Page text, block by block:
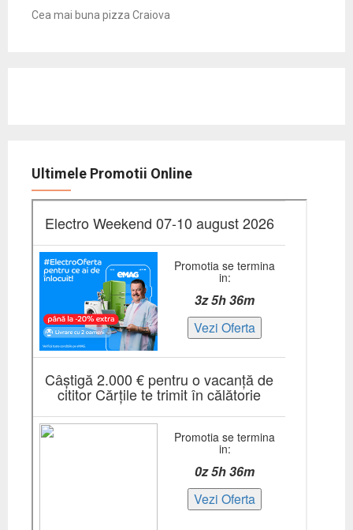
Cea mai buna pizza Craiova
Ultimele Promotii Online